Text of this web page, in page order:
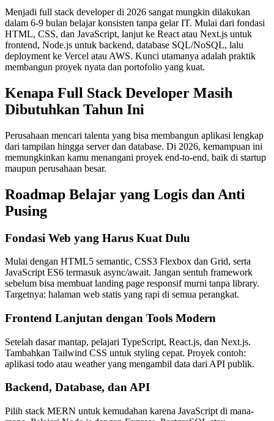
Menjadi full stack developer di 2026 sangat mungkin dilakukan
dalam 6-9 bulan belajar konsisten tanpa gelar IT. Mulai dari fondasi
HTML, CSS, dan JavaScript, lanjut ke React atau Next.js untuk
frontend, Node.js untuk backend, database SQL/NoSQL, lalu
deployment ke Vercel atau AWS. Kunci utamanya adalah praktik
membangun proyek nyata dan portofolio yang kuat.
Kenapa Full Stack Developer Masih
Dibutuhkan Tahun Ini
Perusahaan mencari talenta yang bisa membangun aplikasi lengkap
dari tampilan hingga server dan database. Di 2026, kemampuan ini
memungkinkan kamu menangani proyek end-to-end, baik di startup
maupun perusahaan besar.
Roadmap Belajar yang Logis dan Anti
Pusing
Fondasi Web yang Harus Kuat Dulu
Mulai dengan HTML5 semantic, CSS3 Flexbox dan Grid, serta
JavaScript ES6 termasuk async/await. Jangan sentuh framework
sebelum bisa membuat landing page responsif murni tanpa library.
Targetnya: halaman web statis yang rapi di semua perangkat.
Frontend Lanjutan dengan Tools Modern
Setelah dasar mantap, pelajari TypeScript, React.js, dan Next.js.
Tambahkan Tailwind CSS untuk styling cepat. Proyek contoh:
aplikasi todo atau weather yang mengambil data dari API publik.
Backend, Database, dan API
Pilih stack MERN untuk kemudahan karena JavaScript di mana-